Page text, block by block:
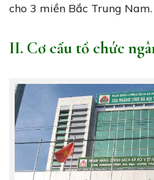
cho 3 miền Bắc Trung Nam.
II. Cơ cấu tổ chức